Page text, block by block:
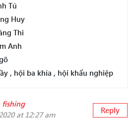
Tú
Huy
Thi
Anh
, hội ba khía , hội khẩu nghiệp
fishing
at 12:27 am
Reply